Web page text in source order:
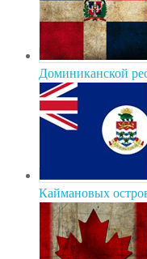
Доминиканской
Каймановых